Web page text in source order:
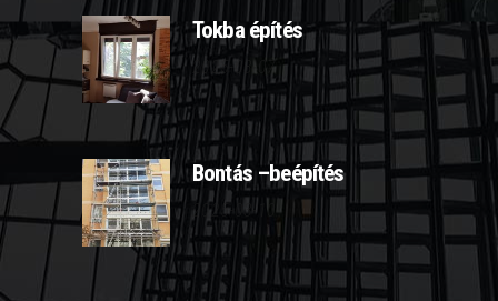
Tokba építés
2025-03-07
Bontás –beépítés
2025-03-10